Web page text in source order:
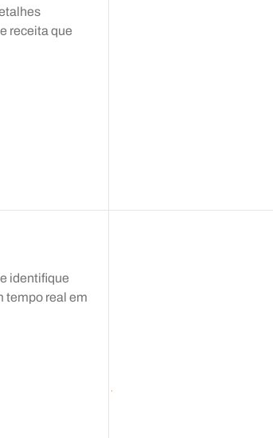
receita que
identifique
tempo real em